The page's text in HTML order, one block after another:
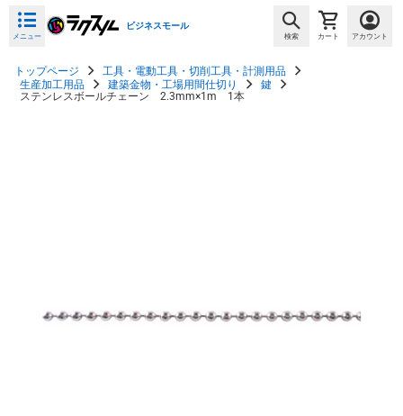
メニュー
ビジネスモール
検索 カート アカウント
トップページ
工具・電動工具・切削工具・計測用品
生産加工用品
建築金物・工場用間仕切り
鍵
ステンレスボールチェーン 2.3mm×1m 1本